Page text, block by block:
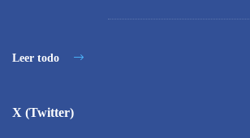
Leer todo
X (Twitter)